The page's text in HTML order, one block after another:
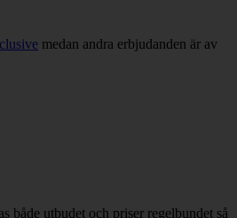
medan andra erbjudanden är av
både utbudet och priser regelbundet så